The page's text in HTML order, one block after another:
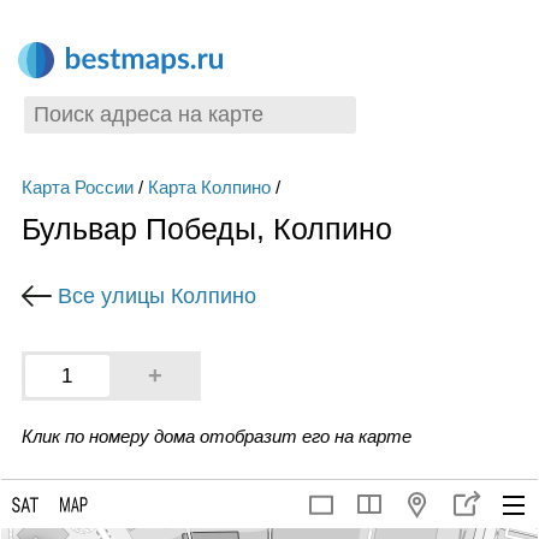
Карта России/ Карта Колпино/
Бульвар Победы, Колпино
Все улицы Колпино
1 +
Клик по номеру дома отобразит его на карте